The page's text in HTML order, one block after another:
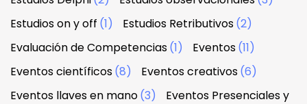
Estudios on y off (1) Estudios Retributivos(2)
Evaluación de Competencias(1) Eventos(11)
Eventos científicos(8) Eventos creativos(6)
Eventos llaves en mano(3)
Eventos Presenciales y